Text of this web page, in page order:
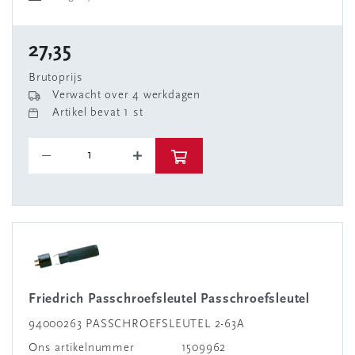
27,35
Brutoprijs
Verwacht over 4 werkdagen
Artikel bevat 1 st
Friedrich Passchroefsleutel Passchroefsleutel
94000263 PASSCHROEFSLEUTEL 2-63A
Ons artikelnummer
1509962